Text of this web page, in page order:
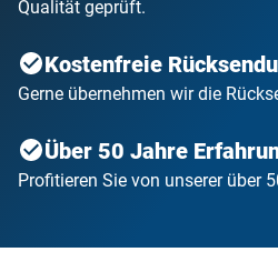
Qualität geprüft.
Kostenfreie
Gerne übernehmen wir die
Über 50 Jahre
Profitieren Sie von unserer über